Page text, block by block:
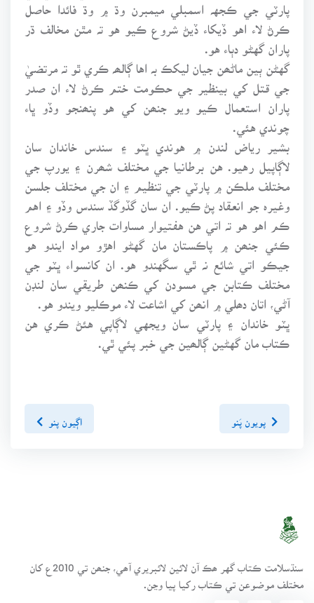
پارٽي جي ڪجهہ اسمبلي ميمبرن وڌ ۾ وڌ فائدا حاصل
ڪرڻ لاء اهو ڏيکاء ڏيڻ شروع ڪيو هو تہ مٿن مخالف ڌر
پاران گهڻو دٻاء هو.
گهڻن ٻين ماڻھن جيان ليکڪ بہ اها ڳالھہ ڪري ٿو تہ مرتضيٰ
جي قتل کي بينظير جي حڪومت ختم ڪرڻ لاء ان صدر
پاران استعمال ڪيو ويو جنھن کي هو پنھنجو وڏو ڀاء
بشير رياض لندن ۾ هوندي ڀٽو ۽ سندس خاندان سان
لاڳاپيل رهيو. هن برطانيا جي مختلف شھرن ۽ يورپ جي
مختلف ملڪن ۾ پارٽي جي تنظيم ۽ ان جي مختلف جلسن
وغيرہ جو انعقاد پڻ ڪيو. ان سان گڏوگڏ سندس وڏو ۽ اهم
ڪم اهو هو تہ اتي هن هفتيوار مساوات جاري ڪرڻ شروع
ڪئي جنھن ۾ پاڪستان مان گهڻو اهڙو مواد ايندو هو
جيڪو اتي شائع نہ ٿي سگهندو هو. ان کانسواء ڀٽو جي
مختلف ڪتابن جي مسودن کي ڪنھن طريقي سان لنڊن
آڻي، اتان دھلي ۾ انھن کي اشاعت لاء موڪليو ويندو هو.
ڀٽو خاندان ۽ پارٽي سان ويجهي لاڳاپي هئڻ ڪري هن
ڪتاب مان گهڻين ڳالھين جي خبر پئي ٿي.
پويون پَنو اڳيون پنو
سنڌسلامت ڪتاب گهر ھڪ آن لائين لائبريري آھي، جنھن تي 2010ع کان
مختلف موضوعن تي ڪتاب رکيا پيا وڃن.